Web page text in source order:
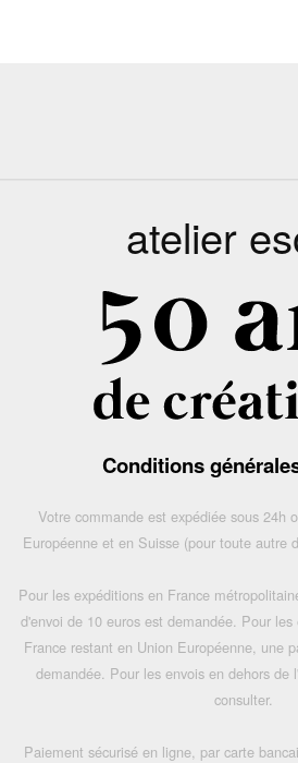
atelier
Conditions
Votre commande est expédiée sous 24h
Européenne et en Suisse (pour toute autre
Pour les expéditions en France
d'envoi de 10 euros est demandée. Pour
France restant en Union Européenne, une
demandée. Pour les envois en dehors de
consulter.
Paiement sécurisé en ligne, par carte